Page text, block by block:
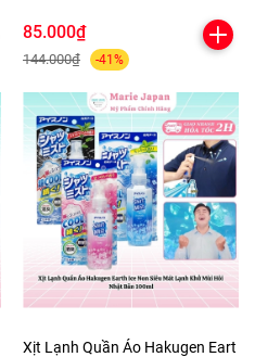
85.000₫
144.000₫ -41%
Xịt Lạnh Quần Áo Hakugen Eart